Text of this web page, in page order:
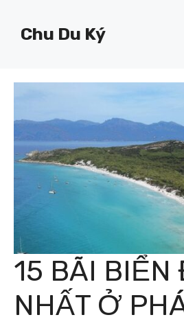
Chu Du Ký
15 BÃI BIỂN
NHẤT Ở